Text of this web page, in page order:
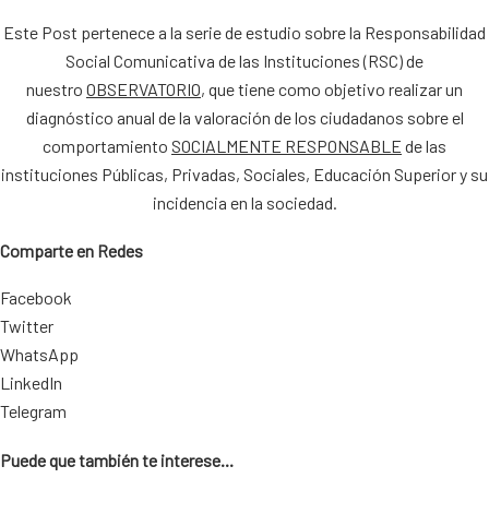
Este Post pertenece a la serie de estudio sobre la Responsabilidad
Social Comunicativa de las Instituciones (RSC) de
nuestro OBSERVATORIO, que tiene como objetivo realizar un
diagnóstico anual de la valoración de los ciudadanos sobre el
comportamiento SOCIALMENTE RESPONSABLE de las
instituciones Públicas, Privadas, Sociales, Educación Superior y su
incidencia en la sociedad.
Comparte en Redes
Facebook
Twitter
WhatsApp
LinkedIn
Telegram
Puede que también te interese...